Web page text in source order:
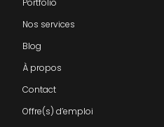
Portfolio
Nos services
Blog
À propos
Contact
Offre(s) d’emploi